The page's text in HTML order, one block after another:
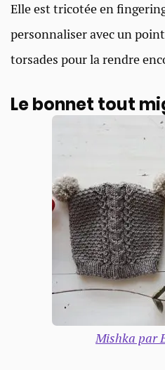
Elle est tricotée en
personnaliser avec un
torsades pour la rendre
Le bonnet tout
Mishka par